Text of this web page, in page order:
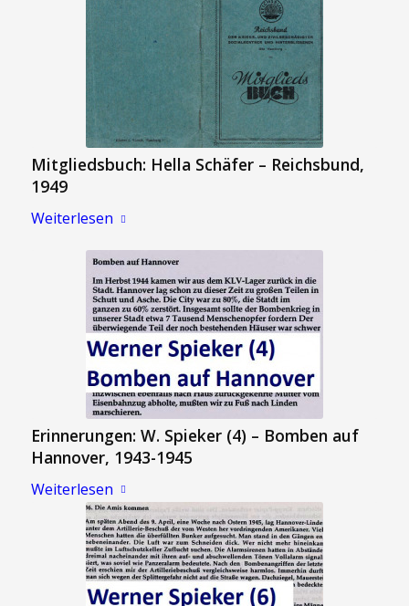
Mitgliedsbuch: Hella Schäfer – Reichsbund,
1949
Weiterlesen
Erinnerungen: W. Spieker (4) – Bomben auf
Hannover, 1943-1945
Weiterlesen